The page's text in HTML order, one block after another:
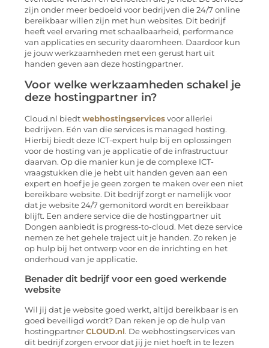
zijn onder meer bedoeld voor bedrijven die 24/7 online
bereikbaar willen zijn met hun websites. Dit bedrijf
heeft veel ervaring met schaalbaarheid, performance
van applicaties en security daaromheen. Daardoor kun
je jouw werkzaamheden met een gerust hart uit
handen geven aan deze hostingpartner.
Voor welke werkzaamheden schakel je
deze hostingpartner in?
Cloud.nl biedt webhostingservices voor allerlei
bedrijven. Eén van die services is managed hosting.
Hierbij biedt deze ICT-expert hulp bij en oplossingen
voor de hosting van je applicatie of de infrastructuur
daarvan. Op die manier kun je de complexe ICT-
vraagstukken die je hebt uit handen geven aan een
expert en hoef je je geen zorgen te maken over een niet
bereikbare website. Dit bedrijf zorgt er namelijk voor
dat je website 24/7 gemonitord wordt en bereikbaar
blijft. Een andere service die de hostingpartner uit
Dongen aanbiedt is progress-to-cloud. Met deze service
nemen ze het gehele traject uit je handen. Zo reken je
op hulp bij het ontwerp voor en de inrichting en het
onderhoud van je applicatie.
Benader dit bedrijf voor een goed werkende
website
Wil jij dat je website goed werkt, altijd bereikbaar is en
goed beveiligd wordt? Dan reken je op de hulp van
hostingpartner CLOUD.nl. De webhostingservices van
dit bedrijf zorgen ervoor dat jij je niet hoeft in te lezen